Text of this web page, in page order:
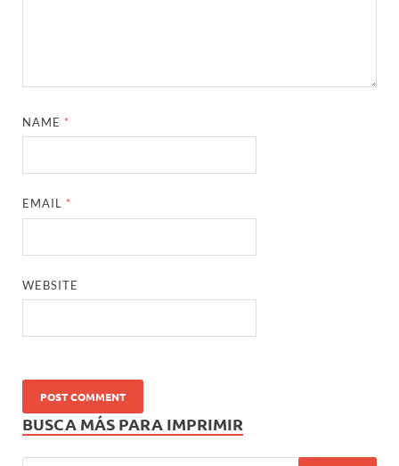
NAME *
EMAIL *
WEBSITE
BUSCA MÁS PARA IMPRIMIR